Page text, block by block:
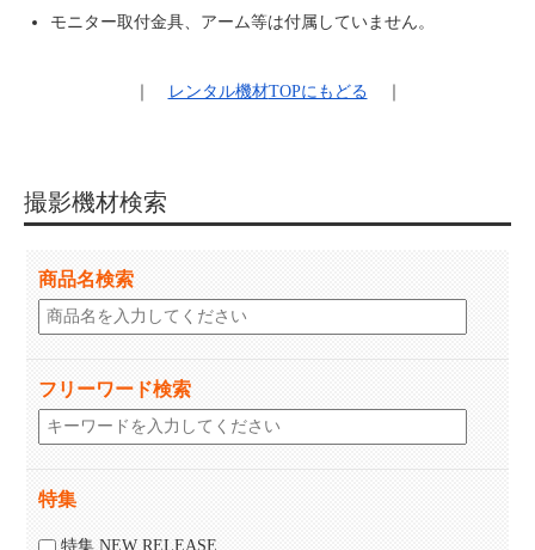
モニター取付金具、アーム等は付属していません。
レンタル機材TOPにもどる
撮影機材検索
商品名検索
フリーワード検索
特集
特集 NEW RELEASE